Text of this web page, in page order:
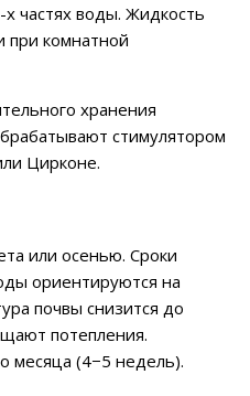
частях воды. Жидкость
комнатной
хранения
стимулятором
Цирконе.
или осенью. Сроки
ориентируются на
почвы снизится до
потепления.
месяца (4−5 недель).